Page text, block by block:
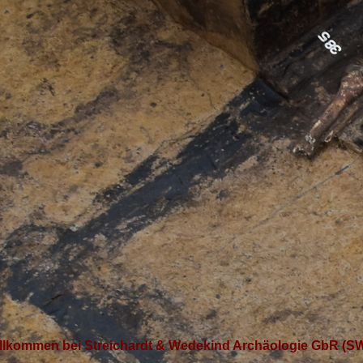
bei Streichardt & Wedekind Archäologie GbR